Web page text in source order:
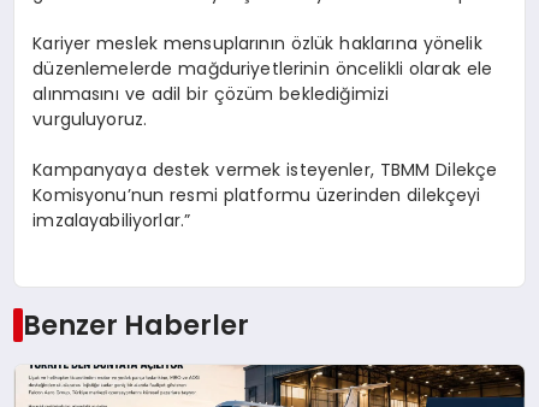
Kariyer meslek mensuplarının özlük haklarına yönelik
düzenlemelerde mağduriyetlerinin öncelikli olarak ele
alınmasını ve adil bir çözüm beklediğimizi
vurguluyoruz.
Kampanyaya destek vermek isteyenler, TBMM Dilekçe
Komisyonu’nun resmi platformu üzerinden dilekçeyi
imzalayabiliyorlar.”
Benzer Haberler